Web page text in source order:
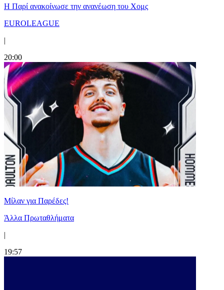
Η Παρί ανακοίνωσε την ανανέωση του Χομς
EUROLEAGUE
|
20:00
Μίλαν για Παρέδες!
Άλλα Πρωταθλήματα
|
19:57